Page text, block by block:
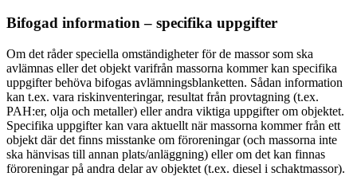
Bifogad information – specifika uppgifter
Om det råder speciella omständigheter för de massor som ska
avlämnas eller det objekt varifrån massorna kommer kan specifika
uppgifter behöva bifogas avlämningsblanketten. Sådan information
kan t.ex. vara riskinventeringar, resultat från provtagning (t.ex.
PAH:er, olja och metaller) eller andra viktiga uppgifter om objektet.
Specifika uppgifter kan vara aktuellt när massorna kommer från ett
objekt där det finns misstanke om föroreningar (och massorna inte
ska hänvisas till annan plats/anläggning) eller om det kan finnas
föroreningar på andra delar av objektet (t.ex. diesel i schaktmassor).